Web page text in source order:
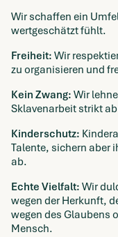
Wir schaffen ein
wertgeschätzt fühlt.
Freiheit: Wir
zu organisieren und
Kein Zwang: Wir
Sklavenarbeit strikt
Kinderschutz:
Talente, sichern aber
ab.
Echte Vielfalt: Wir
wegen der Herkunft,
wegen des Glaubens
Mensch.